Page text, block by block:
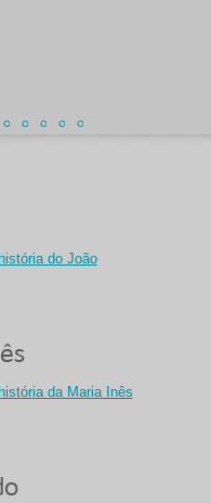
do João
da Maria Inês